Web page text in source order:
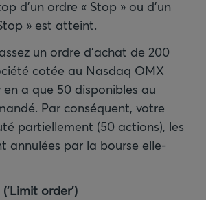
d'un ordre « Stop » ou d'un
» est atteint.
un ordre d'achat de 200
cotée au Nasdaq OMX
a que 50 disponibles au
Par conséquent, votre
partiellement (50 actions), les
annulées par la bourse elle-
order')